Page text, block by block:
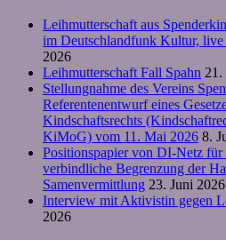
Leihmutterschaft aus
im Deutschlandfunk Kultur, live
2026
Leihmutterschaft Fall Spahn 21.
Stellungnahme des Vereins
Referentenentwurf eines
Kindschaftsrechts
KiMoG) vom 11. Mai 2026 8.
Positionspapier von DI-Netz für
verbindliche Begrenzung der
Samenvermittlung 23. Juni 2026
Interview mit Aktivistin gegen
2026